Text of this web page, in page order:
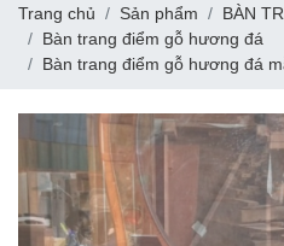
Trang chủ Sản phẩm
BÀN
Bàn trang điểm gỗ hương đá
Bàn trang điểm gỗ hương đá